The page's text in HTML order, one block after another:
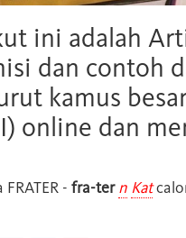
ini adalah
dan contoh
kamus
online dan
FRATER - fra-ter n Kat